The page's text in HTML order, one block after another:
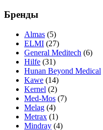
Бренды
Almas (5)
ELMI (27)
General Meditech (6)
Hilfe (31)
Hunan Beyond Medical
Kawe (14)
Kernel (2)
Med-Mos (7)
Melag (4)
Metrax (1)
Mindray (4)